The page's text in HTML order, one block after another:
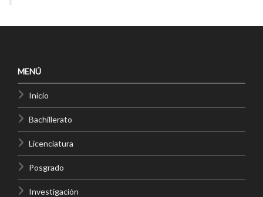
MENÚ
Inicio
Bachillerato
Licenciatura
Posgrado
Investigación